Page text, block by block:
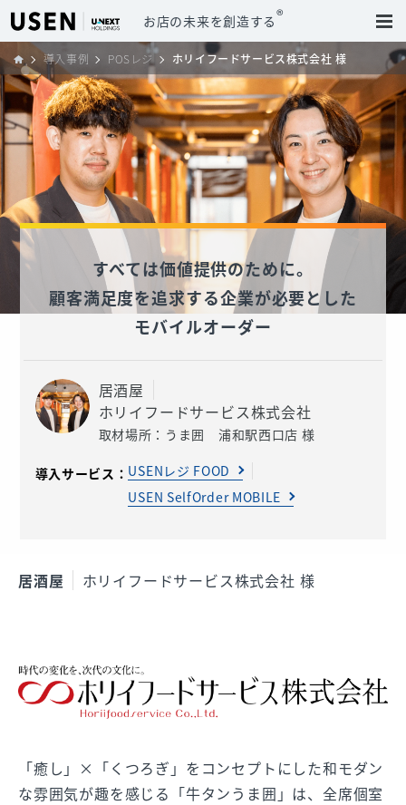
お店の未来を創造する®
導入事例 POSレジ ホリイフードサービス株式会社 様
すべては価値提供のために。
顧客満足度を追求する企業が必要とした
モバイルオーダー
居酒屋
ホリイフードサービス株式会社
取材場所：うま囲 浦和駅西口店 様
導入サービス： USENレジ FOOD
USEN SelfOrder MOBILE
居酒屋 ホリイフードサービス株式会社 様
「癒し」×「くつろぎ」をコンセプトにした和モダン
な雰囲気が趣を感じる「牛タンうま囲」は、全席個室